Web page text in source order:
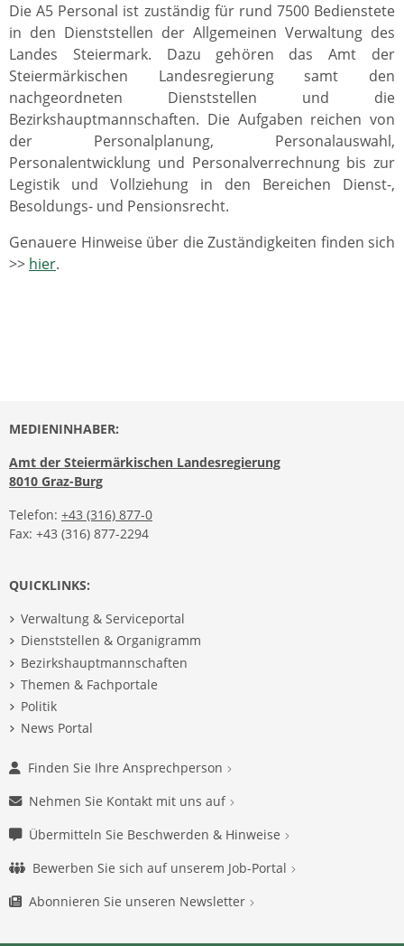
Die A5 Personal ist zuständig für rund 7500 Bedienstete
in den Dienststellen der Allgemeinen Verwaltung des
Landes Steiermark. Dazu gehören das Amt der
Steiermärkischen Landesregierung samt den
nachgeordneten Dienststellen und die
Bezirkshauptmannschaften. Die Aufgaben reichen von
der Personalplanung, Personalauswahl,
Personalentwicklung und Personalverrechnung bis zur
Legistik und Vollziehung in den Bereichen Dienst-,
Besoldungs- und Pensionsrecht.
Genauere Hinweise über die Zuständigkeiten finden sich
>> hier.
MEDIENINHABER:
Amt der Steiermärkischen Landesregierung
8010 Graz-Burg
Telefon: +43 (316) 877-0
Fax: +43 (316) 877-2294
QUICKLINKS:
Verwaltung & Serviceportal
Dienststellen & Organigramm
Bezirkshauptmannschaften
Themen & Fachportale
Politik
News Portal
Finden Sie Ihre Ansprechperson
Nehmen Sie Kontakt mit uns auf
Übermitteln Sie Beschwerden & Hinweise
Bewerben Sie sich auf unserem Job-Portal
Abonnieren Sie unseren Newsletter